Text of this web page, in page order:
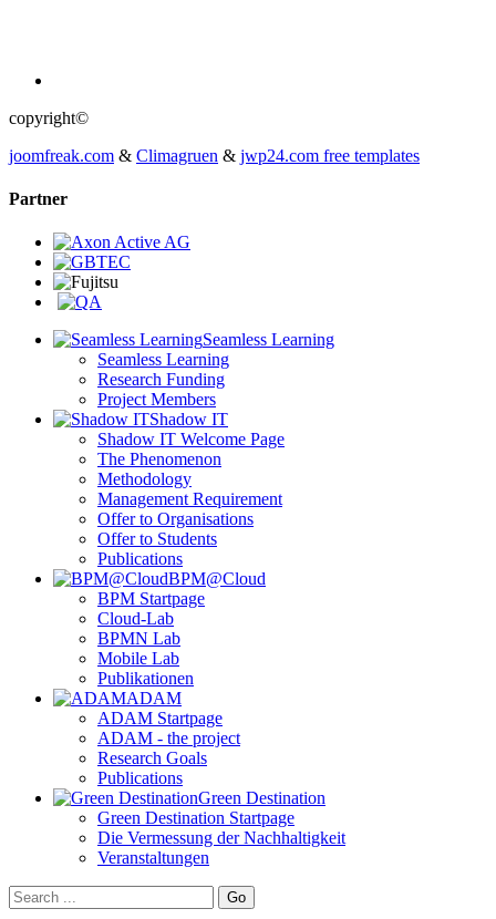
copyright©
joomfreak.com & Climagruen & jwp24.com free templates
Partner
Seamless Learning
Seamless Learning
Research Funding
Project Members
Shadow IT
Shadow IT Welcome Page
The Phenomenon
Methodology
Management Requirement
Offer to Organisations
Offer to Students
Publications
BPM@Cloud
BPM Startpage
Cloud-Lab
BPMN Lab
Mobile Lab
Publikationen
ADAM
ADAM Startpage
ADAM - the project
Research Goals
Publications
Green Destination
Green Destination Startpage
Die Vermessung der Nachhaltigkeit
Veranstaltungen
Go